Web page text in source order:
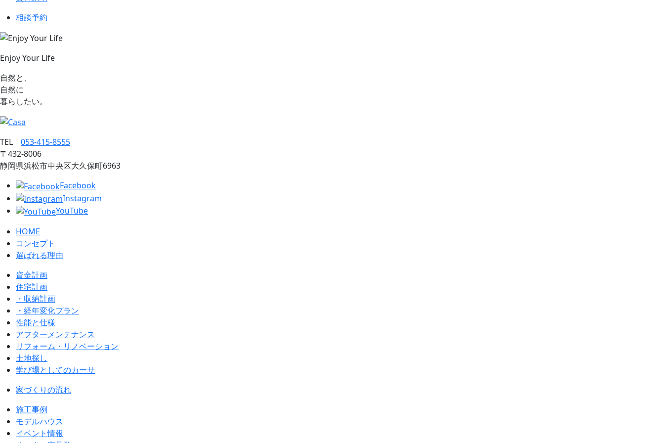
相談予約
Enjoy Your Life
自然と、
自然に
暮らしたい。
TEL 053‐415‐8555
〒432‐8006
静岡県浜松市中央区大久保町6963
Facebook
Instagram
YouTube
HOME
コンセプト
選ばれる理由
資金計画
住宅計画
・収納計画
・経年変化プラン
性能と仕様
アフターメンテナンス
リフォーム・リノベーション
土地探し
学び場としてのカーサ
家づくりの流れ
施工事例
モデルハウス
イベント情報